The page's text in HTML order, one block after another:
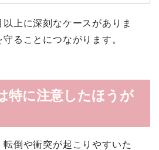
上に深刻なケースがありま
ることにつながります。
特に注意したほうが
倒や衝突が起こりやすいた